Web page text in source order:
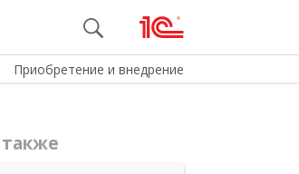
Приобретение и внедрение